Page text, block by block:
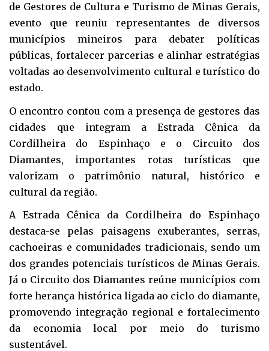
de Gestores de Cultura e Turismo de Minas Gerais,
evento que reuniu representantes de diversos
municípios mineiros para debater políticas
públicas, fortalecer parcerias e alinhar estratégias
voltadas ao desenvolvimento cultural e turístico do
estado.
O encontro contou com a presença de gestores das
cidades que integram a Estrada Cênica da
Cordilheira do Espinhaço e o Circuito dos
Diamantes, importantes rotas turísticas que
valorizam o patrimônio natural, histórico e
cultural da região.
A Estrada Cênica da Cordilheira do Espinhaço
destaca-se pelas paisagens exuberantes, serras,
cachoeiras e comunidades tradicionais, sendo um
dos grandes potenciais turísticos de Minas Gerais.
Já o Circuito dos Diamantes reúne municípios com
forte herança histórica ligada ao ciclo do diamante,
promovendo integração regional e fortalecimento
da economia local por meio do turismo
sustentável.